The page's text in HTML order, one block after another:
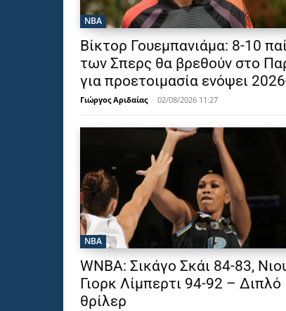
NBA
Βίκτορ Γουεμπανιάμα: 8-10
των Σπερς θα βρεθούν στο
για προετοιμασία ενόψει
Γιώργος Αριδαίας - 02/08/2026 11:27
NBA
WNBA: Σικάγο Σκάι 84-83,
Γιορκ Λίμπερτι 94-92 – Διπλό
θρίλερ